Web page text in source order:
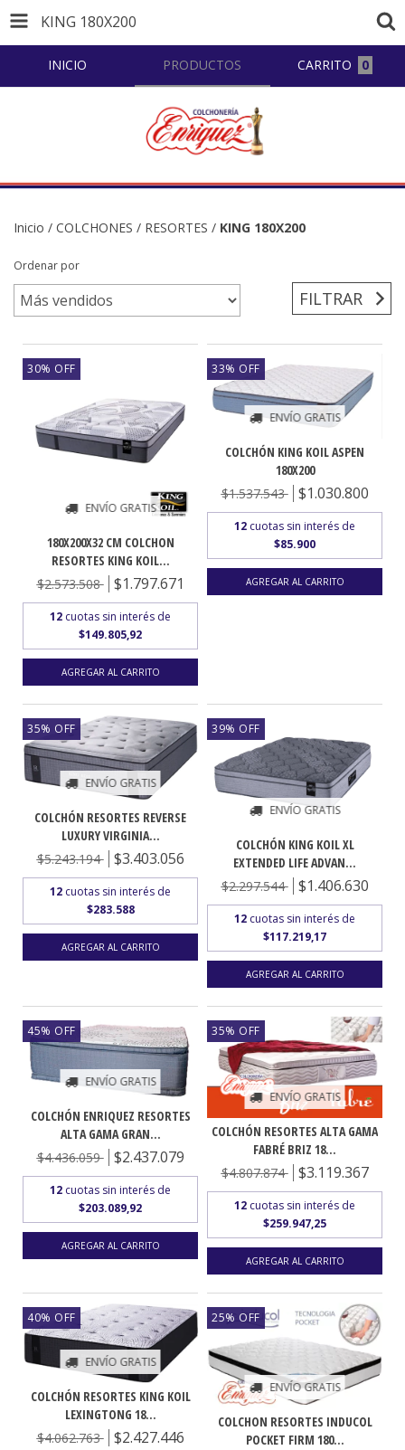
KING 180X200
INICIO PRODUCTOS CARRITO 0
Inicio / COLCHONES / RESORTES / KING 180X200
Ordenar por
FILTRAR
30% OFF
ENVÍO GRATIS
180X200X32 CM COLCHON
RESORTES KING KOIL...
$2.573.508
$1.797.671
12 cuotas sin interés de
$149.805,92
33% OFF
ENVÍO GRATIS
COLCHÓN KING KOIL ASPEN
180X200
$1.537.543
$1.030.800
12 cuotas sin interés de
$85.900
35% OFF
ENVÍO GRATIS
COLCHÓN RESORTES REVERSE
LUXURY VIRGINIA...
$5.243.194
$3.403.056
12 cuotas sin interés de
$283.588
39% OFF
ENVÍO GRATIS
COLCHÓN KING KOIL XL
EXTENDED LIFE ADVAN...
$2.297.544
$1.406.630
12 cuotas sin interés de
$117.219,17
45% OFF
ENVÍO GRATIS
COLCHÓN ENRIQUEZ RESORTES
ALTA GAMA GRAN...
$4.436.059
$2.437.079
12 cuotas sin interés de
$203.089,92
35% OFF
ENVÍO GRATIS
COLCHÓN RESORTES ALTA GAMA
FABRÉ BRIZ 18...
$4.807.874
$3.119.367
12 cuotas sin interés de
$259.947,25
40% OFF
ENVÍO GRATIS
COLCHÓN RESORTES KING KOIL
LEXINGTONG 18...
$4.062.763
$2.427.446
25% OFF
ENVÍO GRATIS
COLCHON RESORTES INDUCOL
POCKET FIRM 180...